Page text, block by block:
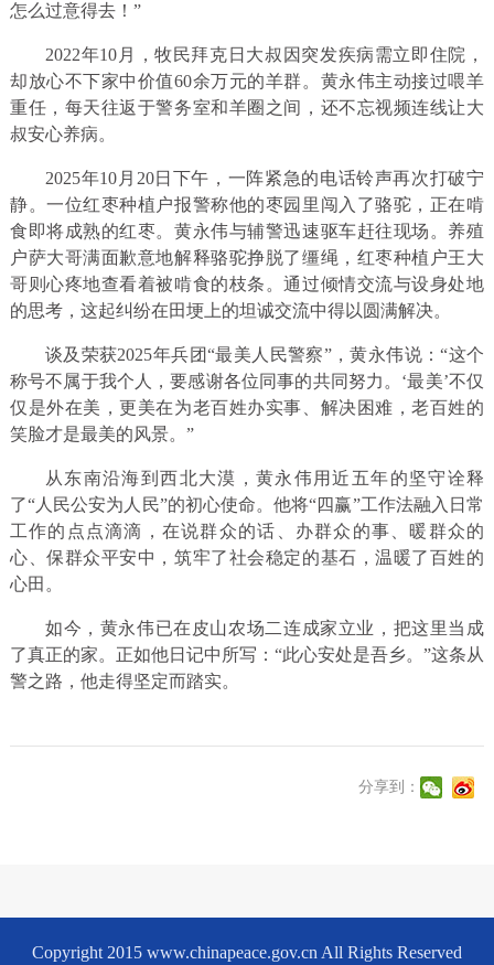
怎么过意得去！”
2022年10月，牧民拜克日大叔因突发疾病需立即住院，
却放心不下家中价值60余万元的羊群。黄永伟主动接过喂羊
重任，每天往返于警务室和羊圈之间，还不忘视频连线让大
叔安心养病。
2025年10月20日下午，一阵紧急的电话铃声再次打破宁
静。一位红枣种植户报警称他的枣园里闯入了骆驼，正在啃
食即将成熟的红枣。黄永伟与辅警迅速驱车赶往现场。养殖
户萨大哥满面歉意地解释骆驼挣脱了缰绳，红枣种植户王大
哥则心疼地查看着被啃食的枝条。通过倾情交流与设身处地
的思考，这起纠纷在田埂上的坦诚交流中得以圆满解决。
谈及荣获2025年兵团“最美人民警察”，黄永伟说：“这个
称号不属于我个人，要感谢各位同事的共同努力。‘最美’不仅
仅是外在美，更美在为老百姓办实事、解决困难，老百姓的
笑脸才是最美的风景。”
从东南沿海到西北大漠，黄永伟用近五年的坚守诠释
了“人民公安为人民”的初心使命。他将“四赢”工作法融入日常
工作的点点滴滴，在说群众的话、办群众的事、暖群众的
心、保群众平安中，筑牢了社会稳定的基石，温暖了百姓的
心田。
如今，黄永伟已在皮山农场二连成家立业，把这里当成
了真正的家。正如他日记中所写：“此心安处是吾乡。”这条从
警之路，他走得坚定而踏实。
分享到：
Copyright 2015 www.chinapeace.gov.cn All Rights Reserved